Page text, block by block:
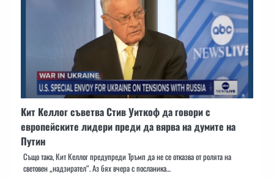
Кит Келлог съветва Стив Уиткоф да говори с
европейските лидери преди да вярва на думите на
Путин
Също така, Кит Келлог предупреди Тръмп да не се отказва от ролята на
световен „надзирател“. Аз бях вчера с посланика…